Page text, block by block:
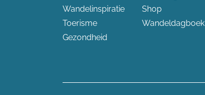
Wandelinspiratie
Toerisme
Gezondheid
Shop
Wandeldagboek